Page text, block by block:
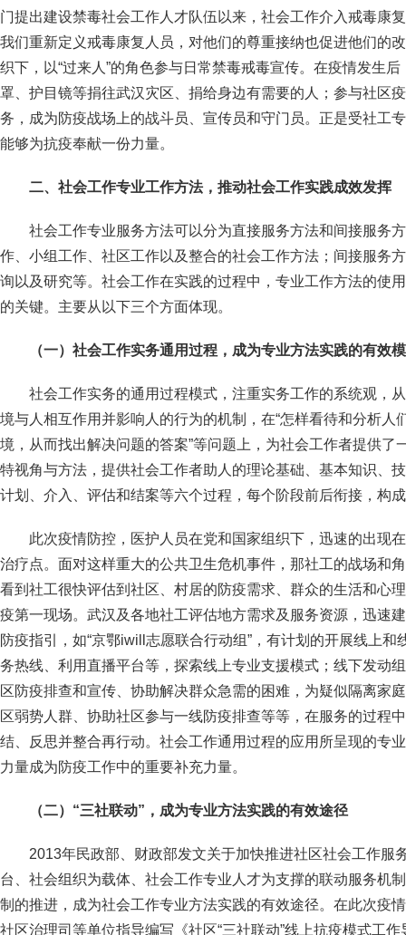
门提出建设禁毒社会工作人才队伍以来，社会工作介入戒毒康
我们重新定义戒毒康复人员，对他们的尊重接纳也促进他们的
织下，以“过来人”的角色参与日常禁毒戒毒宣传。在疫情发生
罩、护目镜等捐往武汉灾区、捐给身边有需要的人；参与社区
务，成为防疫战场上的战斗员、宣传员和守门员。正是受社工
能够为抗疫奉献一份力量。
二、社会工作专业工作方法，推动社会工作实践成效发挥
社会工作专业服务方法可以分为直接服务方法和间接服务
作、小组工作、社区工作以及整合的社会工作方法；间接服务
询以及研究等。社会工作在实践的过程中，专业工作方法的使
的关键。主要从以下三个方面体现。
（一）社会工作实务通用过程，成为专业方法实践的有效
社会工作实务的通用过程模式，注重实务工作的系统观，
境与人相互作用并影响人的行为的机制，在“怎样看待和分析人
境，从而找出解决问题的答案”等问题上，为社会工作者提供了
特视角与方法，提供社会工作者助人的理论基础、基本知识、
计划、介入、评估和结案等六个过程，每个阶段前后衔接，构
此次疫情防控，医护人员在党和国家组织下，迅速的出现
治疗点。面对这样重大的公共卫生危机事件，那社工的战场和
看到社工很快评估到社区、村居的防疫需求、群众的生活和心
疫第一现场。武汉及各地社工评估地方需求及服务资源，迅速
防疫指引，如“京鄂iwill志愿联合行动组”，有计划的开展线上
务热线、利用直播平台等，探索线上专业支援模式；线下发动
区防疫排查和宣传、协助解决群众急需的困难，为疑似隔离家
区弱势人群、协助社区参与一线防疫排查等等，在服务的过程
结、反思并整合再行动。社会工作通用过程的应用所呈现的专
力量成为防疫工作中的重要补充力量。
（二）“三社联动”，成为专业方法实践的有效途径
2013年民政部、财政部发文关于加快推进社区社会工作服
台、社会组织为载体、社会工作专业人才为支撑的联动服务机
制的推进，成为社会工作专业方法实践的有效途径。在此次疫
社区治理司等单位指导编写《社区“三社联动”线上抗疫模式工